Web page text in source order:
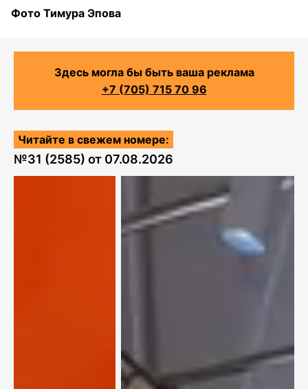
Фото Тимура Эпова
Здесь могла бы быть ваша реклама
+7 (705) 715 70 96
Читайте в свежем номере:
№31 (2585) от 07.08.2026